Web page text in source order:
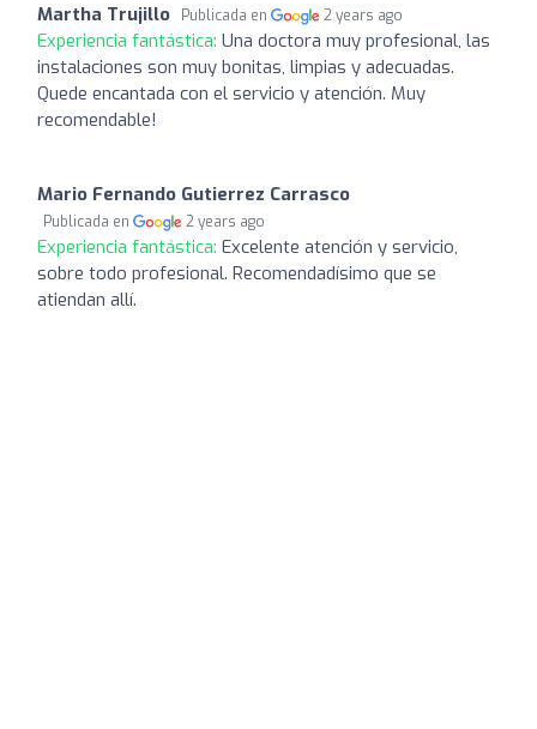
Martha Trujillo Publicada en 2 years ago
Experiencia fantástica: Una doctora muy profesional, las
instalaciones son muy bonitas, limpias y adecuadas.
Quede encantada con el servicio y atención. Muy
recomendable!
Mario Fernando Gutierrez Carrasco
Publicada en 2 years ago
Experiencia fantástica: Excelente atención y servicio,
sobre todo profesional. Recomendadísimo que se
atiendan allí.